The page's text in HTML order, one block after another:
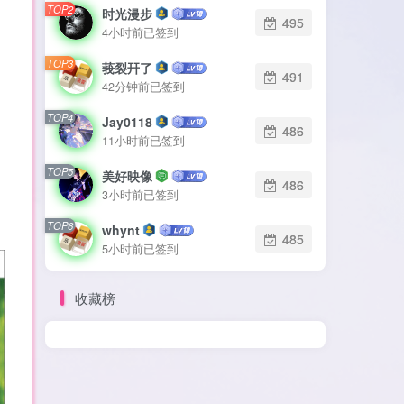
TOP2 时光漫步
4小时前已签到
495
TOP3 莪裂幵了
42分钟前已签到
491
TOP4 Jay0118
11小时前已签到
486
TOP5 美好映像
3小时前已签到
486
TOP6 whynt
5小时前已签到
485
收藏榜
TOP2 时光漫步
4小时前已签到
495
TOP3 莪裂幵了
42分钟前已签到
491
TOP4 Jay0118
11小时前已签到
486
TOP5 美好映像
3小时前已签到
486
TOP6 whynt
5小时前已签到
485